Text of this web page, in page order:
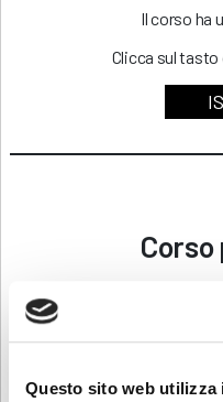
Questo sito web utilizza
Il corso ha
Clicca sul
Iscriviti al corso
Il corso ha un costo di 90